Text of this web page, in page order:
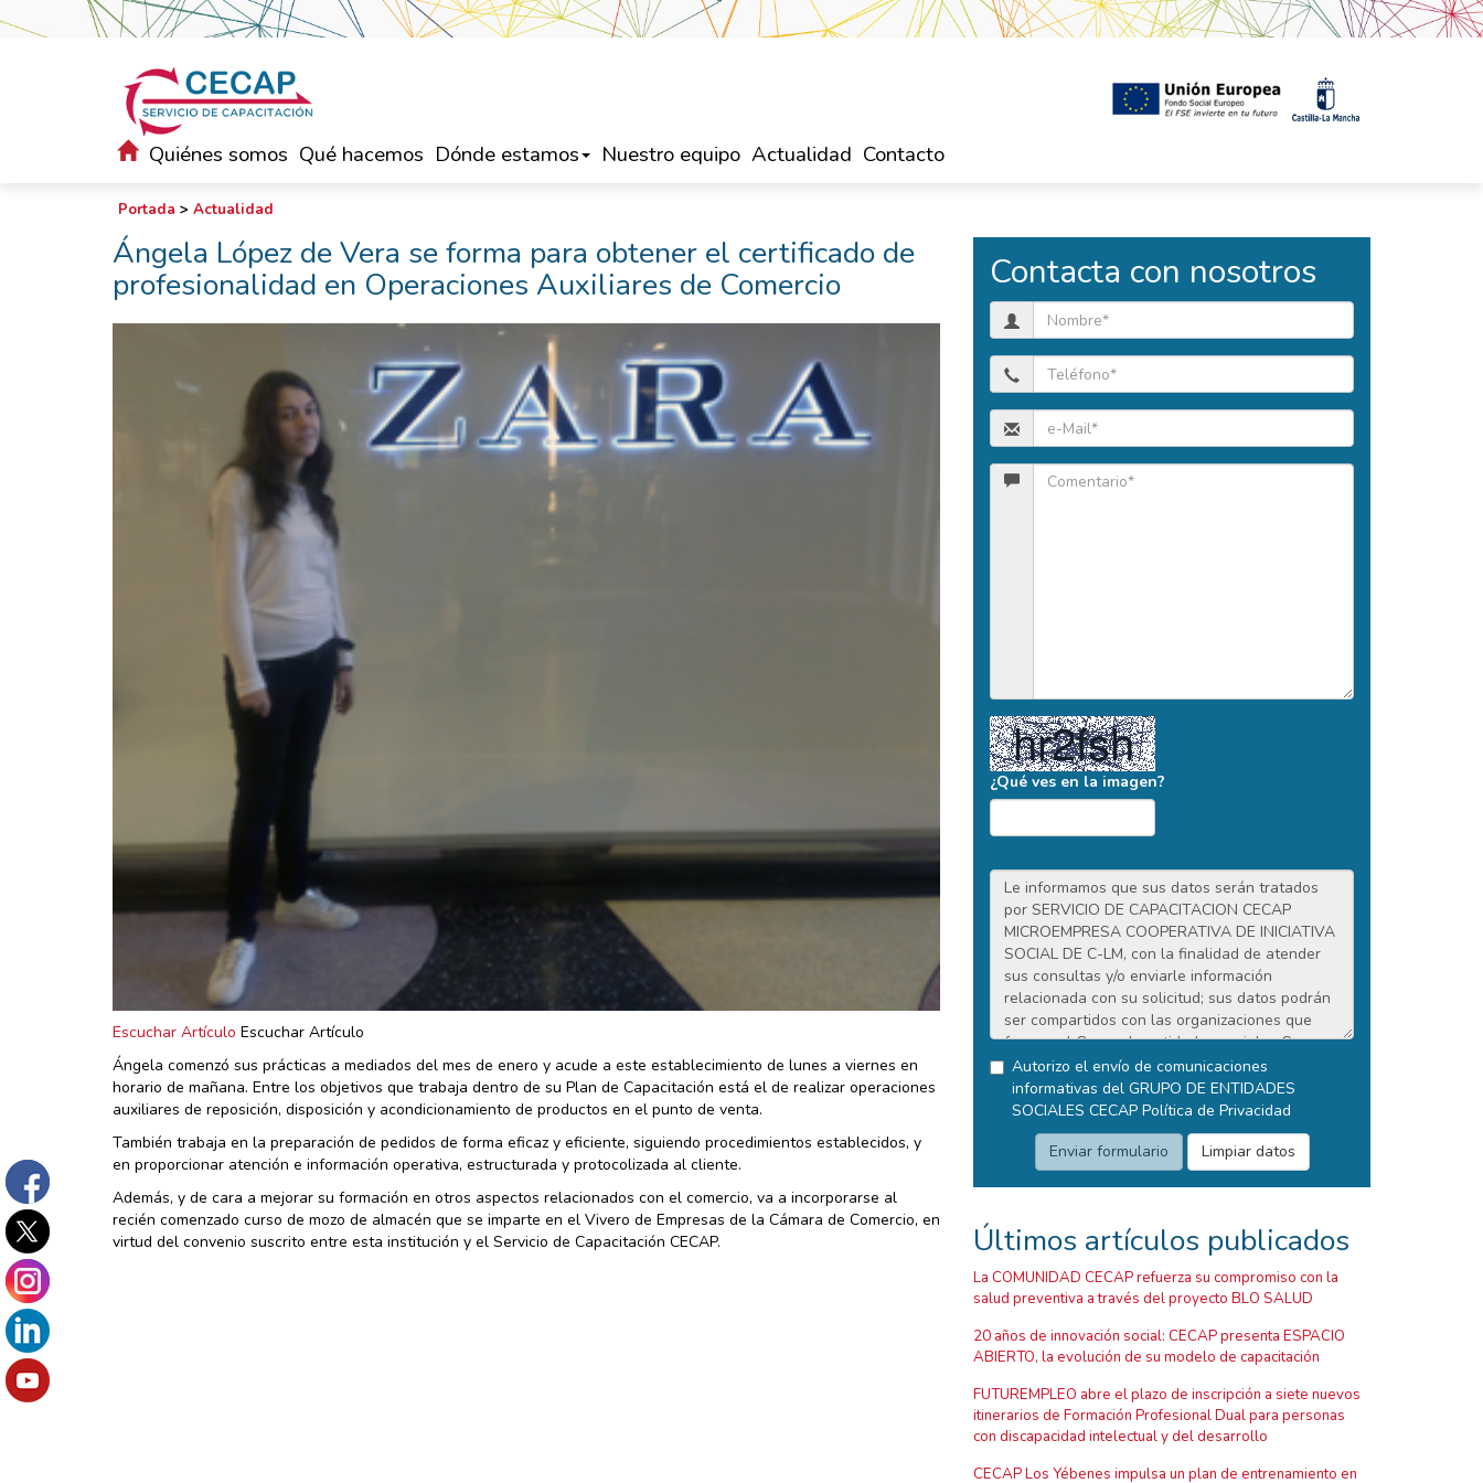
Quiénes somos Qué hacemos Dónde estamos Nuestro equipo Actualidad Contacto
Portada > Actualidad
Ángela López de Vera se forma para obtener el certificado de
profesionalidad en Operaciones Auxiliares de Comercio
Escuchar Artículo Escuchar Artículo
Ángela comenzó sus prácticas a mediados del mes de enero y acude a este establecimiento de lunes a viernes en
horario de mañana. Entre los objetivos que trabaja dentro de su Plan de Capacitación está el de realizar operaciones
auxiliares de reposición, disposición y acondicionamiento de productos en el punto de venta.
También trabaja en la preparación de pedidos de forma eficaz y eficiente, siguiendo procedimientos establecidos, y
en proporcionar atención e información operativa, estructurada y protocolizada al cliente.
Además, y de cara a mejorar su formación en otros aspectos relacionados con el comercio, va a incorporarse al
recién comenzado curso de mozo de almacén que se imparte en el Vivero de Empresas de la Cámara de Comercio, en
virtud del convenio suscrito entre esta institución y el Servicio de Capacitación CECAP.
Contacta con nosotros
¿Qué ves en la imagen?
Autorizo el envío de comunicaciones
informativas del GRUPO DE ENTIDADES
SOCIALES CECAP Política de Privacidad
Últimos artículos publicados
La COMUNIDAD CECAP refuerza su compromiso con la
salud preventiva a través del proyecto BLO SALUD
20 años de innovación social: CECAP presenta ESPACIO
ABIERTO, la evolución de su modelo de capacitación
FUTUREMPLEO abre el plazo de inscripción a siete nuevos
itinerarios de Formación Profesional Dual para personas
con discapacidad intelectual y del desarrollo
CECAP Los Yébenes impulsa un plan de entrenamiento en